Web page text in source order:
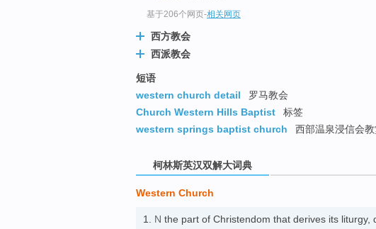
基于206个网页-相关网页
西方教会
西派教会
短语
western church detail
罗马教会
Church Western Hills Baptist
标签
western springs baptist church
西部温泉浸信会
柯林斯英汉双解大词典
Western Church
1. N the part of Christendom that derives its liturgy,